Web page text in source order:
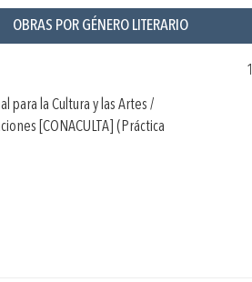
OBRAS POR GÉNERO LITERARIO
para la Cultura y las Artes /
[CONACULTA] (Práctica